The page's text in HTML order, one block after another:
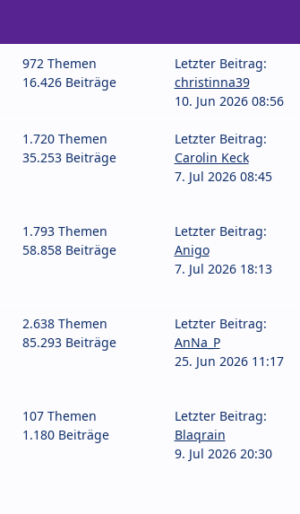
972 Themen
16.426 Beiträge
Letzter Beitrag:
christinna39
10. Jun 2026 08:56
1.720 Themen
35.253 Beiträge
Letzter Beitrag:
Carolin Keck
7. Jul 2026 08:45
1.793 Themen
58.858 Beiträge
Letzter Beitrag:
Anigo
7. Jul 2026 18:13
2.638 Themen
85.293 Beiträge
Letzter Beitrag:
AnNa_P
25. Jun 2026 11:17
107 Themen
1.180 Beiträge
Letzter Beitrag:
Blaqrain
9. Jul 2026 20:30